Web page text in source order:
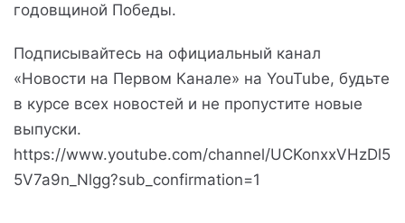
годовщиной Победы.
Подписывайтесь на официальный канал
«Новости на Первом Канале» на YouTube, будьте
в курсе всех новостей и не пропустите новые
выпуски.
https://www.youtube.com/channel/UCKonxxVHzDl5
5V7a9n_Nlgg?sub_confirmation=1